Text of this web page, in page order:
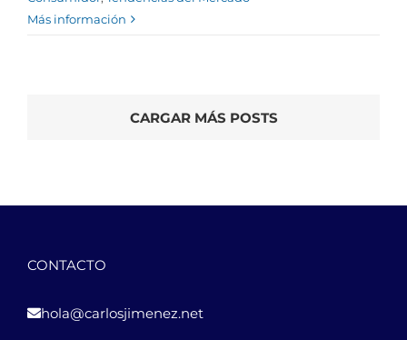
Más información
CARGAR MÁS POSTS
CONTACTO
hola@carlosjimenez.net